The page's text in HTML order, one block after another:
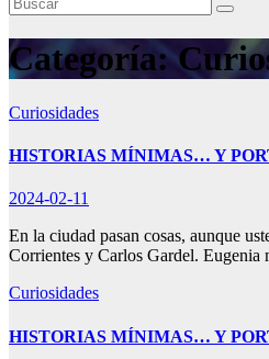
Categoría:
Curiosidades
HISTORIAS MÍNIMAS… Y
2024-02-11
En la ciudad pasan cosas, aunque
Corrientes y Carlos Gardel.
Curiosidades
HISTORIAS MÍNIMAS… Y